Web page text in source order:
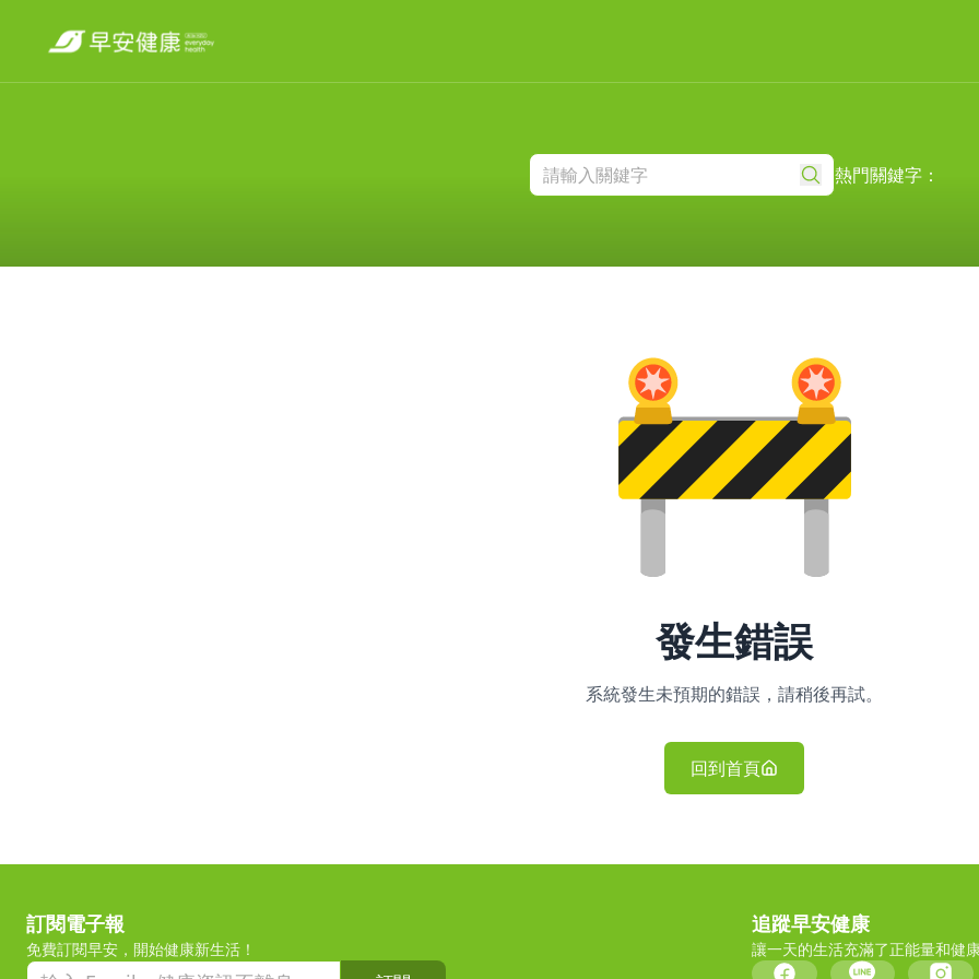
熱門關鍵字：
發生錯誤
系統發生未預期的錯誤，請稍後再試。
回到首頁
訂閱電子報
免費訂閱早安，開始健康新生活！
追蹤早安健康
讓一天的生活充滿了正能量和健